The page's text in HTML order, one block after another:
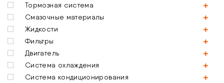
Тормозная система
Смазочные материалы
Жидкости
Фильтры
Двигатель
Система охлаждения
Система кондиционирования